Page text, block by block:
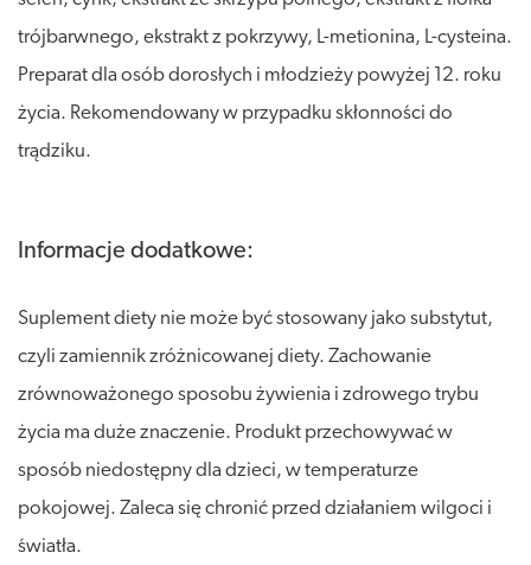
trójbarwnego, ekstrakt z pokrzywy, L-metionina, L-cysteina.
Preparat dla osób dorosłych i młodzieży powyżej 12. roku
życia. Rekomendowany w przypadku skłonności do
trądziku.
Informacje dodatkowe:
Suplement diety nie może być stosowany jako substytut,
czyli zamiennik zróżnicowanej diety. Zachowanie
zrównoważonego sposobu żywienia i zdrowego trybu
życia ma duże znaczenie. Produkt przechowywać w
sposób niedostępny dla dzieci, w temperaturze
pokojowej. Zaleca się chronić przed działaniem wilgoci i
światła.